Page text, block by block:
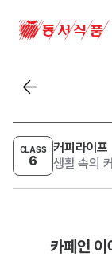
동서식품 메인 페이지
목록보기
CLASS
6
커피라이프
생활 속의
카페인